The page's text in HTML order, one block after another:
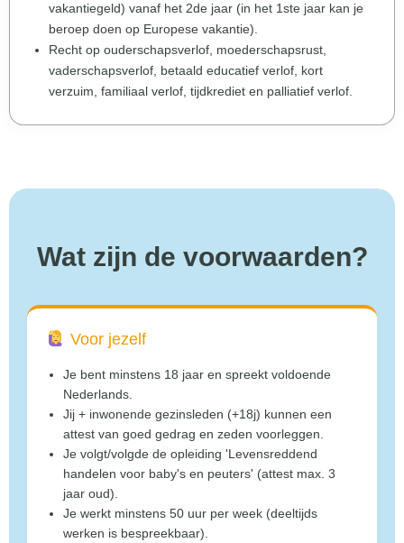
vakantiegeld) vanaf het 2de jaar (in het 1ste jaar kan je
beroep doen op Europese vakantie).
Recht op ouderschapsverlof, moederschapsrust,
vaderschapsverlof, betaald educatief verlof, kort
verzuim, familiaal verlof, tijdkrediet en palliatief verlof.
Wat zijn de voorwaarden?
Voor jezelf
Je bent minstens 18 jaar en spreekt voldoende
Nederlands.
Jij + inwonende gezinsleden (+18j) kunnen een
attest van goed gedrag en zeden voorleggen.
Je volgt/volgde de opleiding 'Levensreddend
handelen voor baby's en peuters' (attest max. 3
jaar oud).
Je werkt minstens 50 uur per week (deeltijds
werken is bespreekbaar).